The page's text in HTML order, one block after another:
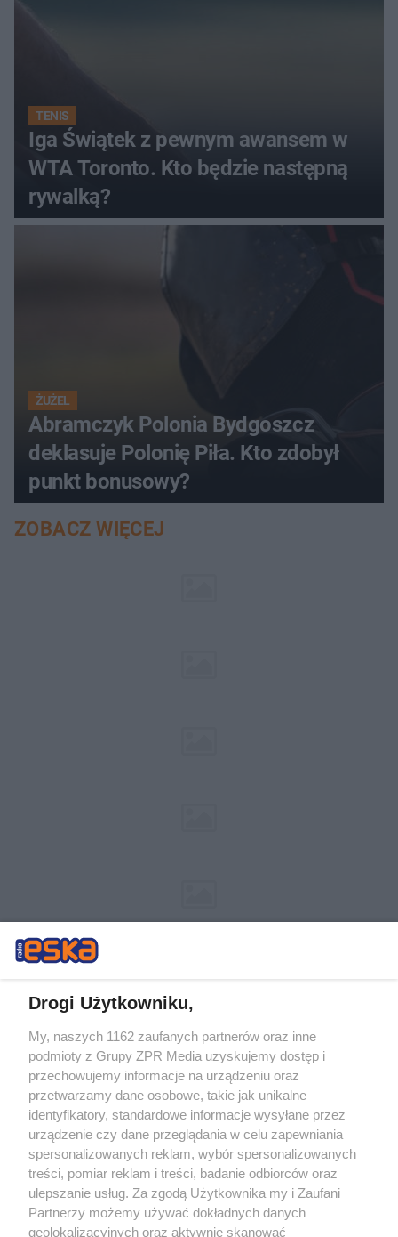
TENIS
Iga Świątek z pewnym awansem w
WTA Toronto. Kto będzie następną
rywalką?
ŻUŻEL
Abramczyk Polonia Bydgoszcz
deklasuje Polonię Piła. Kto zdobył
punkt bonusowy?
ZOBACZ WIĘCEJ
Żaden utwór zamieszczony w serwisie nie może być powielany i
rozpowszechniany lub dalej rozpowszechniany w jakikolwiek sposób (w
tym także elektroniczny lub mechaniczny) na jakimkolwiek polu
eksploatacji w jakiejkolwiek formie, włącznie z umieszczaniem w
Internecie bez pisemnej zgody właściciela praw. Jakiekolwiek użycie lub
wykorzystanie utworów w całości lub w części z naruszeniem prawa,
tzn. bez właściwej zgody, jest zabronione pod groźbą kary i może być
ścigane prawnie.
Drogi Użytkowniku,
My, naszych 1162 zaufanych partnerów oraz inne
podmioty z Grupy ZPR Media uzyskujemy dostęp i
przechowujemy informacje na urządzeniu oraz
przetwarzamy dane osobowe, takie jak unikalne
identyfikatory, standardowe informacje wysyłane przez
urządzenie czy dane przeglądania w celu zapewniania
spersonalizowanych reklam, wybór spersonalizowanych
treści, pomiar reklam i treści, badanie odbiorców oraz
ulepszanie usług. Za zgodą Użytkownika my i Zaufani
Partnerzy możemy używać dokładnych danych
geolokalizacyjnych oraz aktywnie skanować